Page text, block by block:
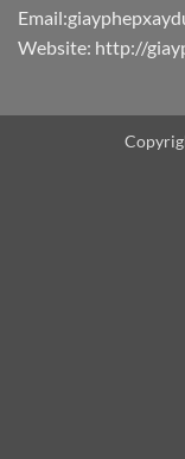
Email:
Website: http://